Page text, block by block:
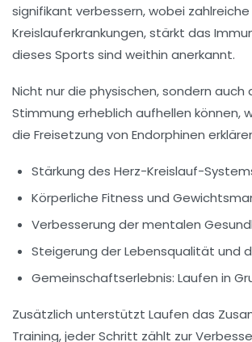
signifikant verbessern, wobei
Kreislauferkrankungen, stärkt das
dieses Sports sind weithin anerkannt.
Nicht nur die physischen, sondern
Stimmung erheblich aufhellen
die Freisetzung von Endorphinen
Stärkung des Herz-Kreislauf-
Körperliche Fitness und
Verbesserung der mentalen
Steigerung der Lebensqualität und
Gemeinschaftserlebnis: Laufen in
Zusätzlich unterstützt Laufen das
Training, jeder Schritt zählt zur